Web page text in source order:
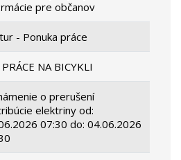
pre občanov
- Ponuka práce
NA BICYKLI
o prerušení
elektriny od:
07:30 do: 04.06.2026